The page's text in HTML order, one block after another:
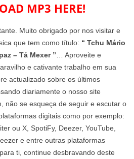
MP3 HERE!
Muito obrigado por nos visitar e
que tem como título: “ Tchu Mário
– Tá Mexer ” … Aproveite e
e cativante trabalho em sua
actualizado sobre os últimos
diariamente o nosso site
não se esqueça de seguir e escutar o
digitais como por exemplo:
ou X, SpotiFy, Deezer, YouTube,
e entre outras plataformas
ti, continue desbravando deste